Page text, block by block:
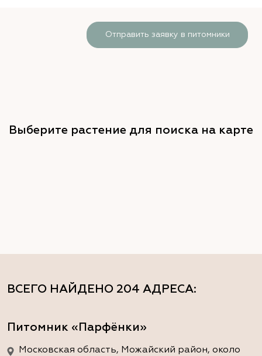
ВСЕГО НАЙДЕНО 204 АДРЕСА:
Питомник «Парфёнки»
Московская область, Можайский район, около
Отправить заявку в питомники
Выберите растение для поиска на карте